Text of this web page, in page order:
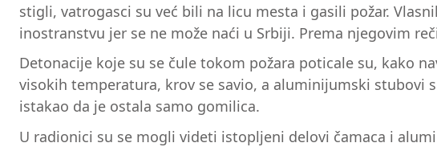
stigli, vatrogasci su već bili na licu mesta i gasili požar.
inostranstvu jer se ne može naći u Srbiji. Prema njegovim
Detonacije koje su se čule tokom požara poticale su, kako
visokih temperatura, krov se savio, a aluminijumski stubovi
istakao da je ostala samo gomilica.
U radionici su se mogli videti istopljeni delovi čamaca i